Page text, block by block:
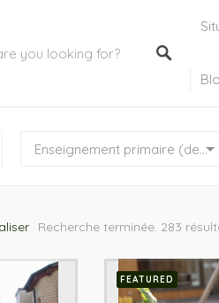
Enseignement primaire (de 7 à 12 ans)
Recherche terminée. 283
FEATURED